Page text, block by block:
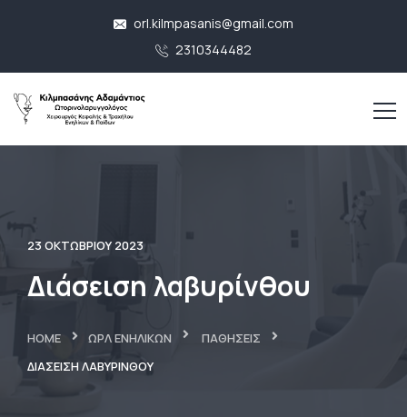
orl.kilmpasanis@gmail.com
2310344482
23 ΟΚΤΩΒΡΊΟΥ 2023
Διάσειση λαβυρίνθου
HOME ΩΡΛ ΕΝΗΛΊΚΩΝ
ΠΑΘΉΣΕΙΣ
ΔΙΆΣΕΙΣΗ ΛΑΒΥΡΊΝΘΟΥ